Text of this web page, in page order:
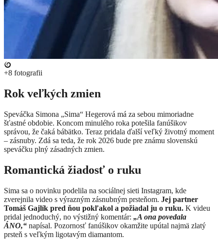
+8 fotografii
Rok veľkých zmien
Speváčka Simona „Sima“ Hegerová má za sebou mimoriadne
šťastné obdobie. Koncom minulého roka potešila fanúšikov
správou, že čaká bábätko. Teraz pridala ďalší veľký životný moment
– zásnuby. Zdá sa teda, že rok 2026 bude pre známu slovenskú
speváčku plný zásadných zmien.
Romantická žiadosť o ruku
Sima sa o novinku podelila na sociálnej sieti Instagram, kde
zverejnila video s výrazným zásnubným prsteňom. Jej partner
Tomáš Gajlík pred ňou pokľakol a požiadal ju o ruku. K videu
pridal jednoduchý, no výstižný komentár: „A ona povedala
ÁNO,“ napísal. Pozornosť fanúšikov okamžite upútal najmä zlatý
prsteň s veľkým ligotavým diamantom.